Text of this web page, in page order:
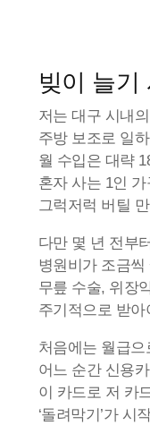
빚이 늘기
저는 대구 시내
주방 보조로 일
월 수입은 대략
혼자 사는 1인
그럭저럭 버틸
다만 몇 년 전부
병원비가 조금
무릎 수술, 위장
주기적으로 받
처음에는 월급
어느 순간 신용
이 카드로 저 카
‘돌려막기’가 시